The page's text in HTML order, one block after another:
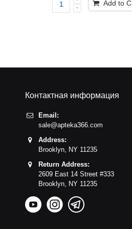
Add to
Контактная информация
Email:
sale@apteka366.com
Address:
Brooklyn, NY 11235
Return Address:
2609 East 14 Street #333
Brooklyn, NY 11235